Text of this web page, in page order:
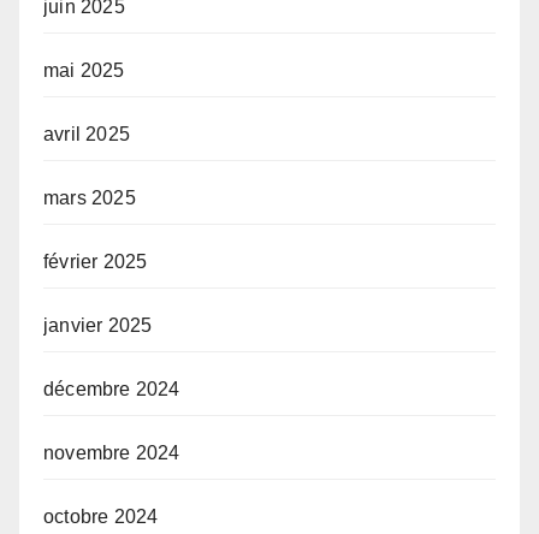
juin 2025
mai 2025
avril 2025
mars 2025
février 2025
janvier 2025
décembre 2024
novembre 2024
octobre 2024